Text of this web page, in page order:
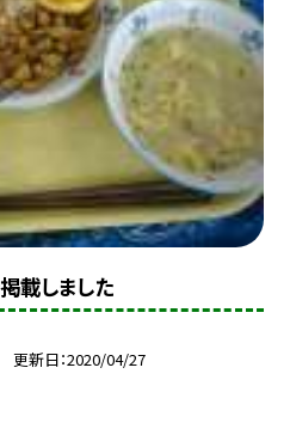
載しました
更新日 2020/04/27